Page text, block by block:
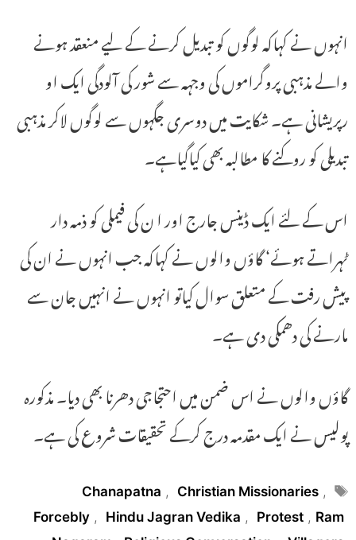
انہوں نے کہاکہ لوگوں کو تبدیل کرنے کے لیے منعقد ہونے
والے مذہبی پروگراموں کی وجہہ سے شور کی آلودگی ایک او
رپریشانی ہے۔ شکایت میں دوسری جگہوں سے لوگوں لاکر مذہبی
تبدیلی کو روکنے کا مطالبہ بھی کیاگیاہے۔
اس کے لئے ایک ڈینس جارج اور ا ن کی فیملی کو ذمہ دار
ٹہراتے ہوئے‘ گاؤں والوں نے کہاکہ جب انہوں نے ان کی
پیش رفت کے متعلق سوال کیاتو انہوں نے انہیں جان سے
مارنے کی دھمکی دی ہے۔
گاؤں والوں نے اس ضمن میں احتجاجی دھرنا بھی دیا۔ مذکورہ
پولیس نے ایک مقدمہ درج کرکے تحقیقات شروع کی ہے۔
Tags
Chanapatna , Christian Missionaries ,
Forcebly , Hindu Jagran Vedika , Protest , Ram